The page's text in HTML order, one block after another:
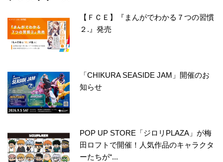
【ＦＣＥ】『まんがでわかる７つの習慣
２.』発売
「CHIKURA SEASIDE JAM」開催のお
知らせ
POP UP STORE「ジロリPLAZA」が梅
田ロフトで開催！人気作品のキャラクタ
ーたちが“...